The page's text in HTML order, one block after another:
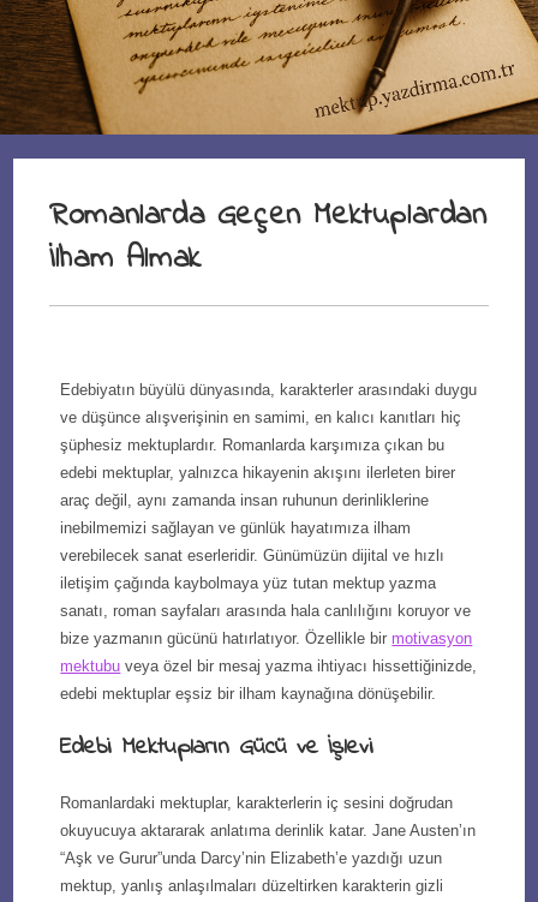
Romanlarda Geçen Mektuplardan
İlham Almak
Edebiyatın büyülü dünyasında, karakterler arasındaki duygu
ve düşünce alışverişinin en samimi, en kalıcı kanıtları hiç
şüphesiz mektuplardır. Romanlarda karşımıza çıkan bu
edebi mektuplar, yalnızca hikayenin akışını ilerleten birer
araç değil, aynı zamanda insan ruhunun derinliklerine
inebilmemizi sağlayan ve günlük hayatımıza ilham
verebilecek sanat eserleridir. Günümüzün dijital ve hızlı
iletişim çağında kaybolmaya yüz tutan mektup yazma
sanatı, roman sayfaları arasında hala canlılığını koruyor ve
bize yazmanın gücünü hatırlatıyor. Özellikle bir motivasyon
mektubu veya özel bir mesaj yazma ihtiyacı hissettiğinizde,
edebi mektuplar eşsiz bir ilham kaynağına dönüşebilir.
Edebi Mektupların Gücü ve İşlevi
Romanlardaki mektuplar, karakterlerin iç sesini doğrudan
okuyucuya aktararak anlatıma derinlik katar. Jane Austen’ın
“Aşk ve Gurur”unda Darcy’nin Elizabeth’e yazdığı uzun
mektup, yanlış anlaşılmaları düzeltirken karakterin gizli